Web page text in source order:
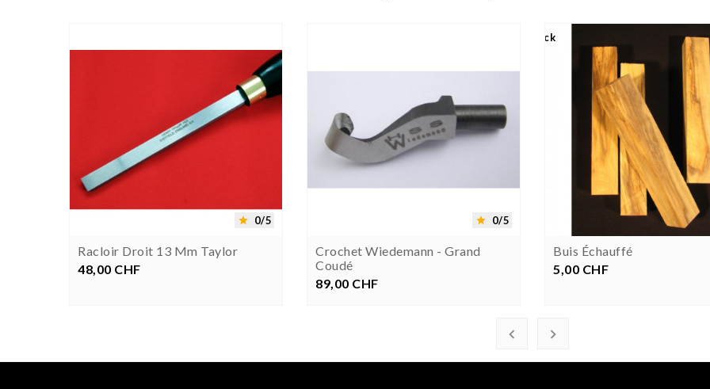
 0/5
Racloir Droit 13 Mm Taylor
Prezzo
48,00 CHF

 0/5
Crochet Wiedemann - Grand
Coudé
Prezzo
89,00 CHF
Out-Of-Stock
Buis Échauffé
Prezzo
5,00 CHF
 
 